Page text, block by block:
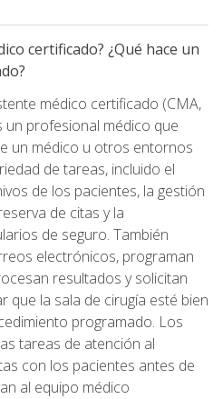
certificado? ¿Qué hace un
médico certificado (CMA,
un profesional médico que
un médico u otros entornos
de tareas, incluido el
de los pacientes, la gestión
de citas y la
de seguro. También
electrónicos, programan
resultados y solicitan
que la sala de cirugía esté bien
programado. Los
tareas de atención al
con los pacientes antes de
al equipo médico